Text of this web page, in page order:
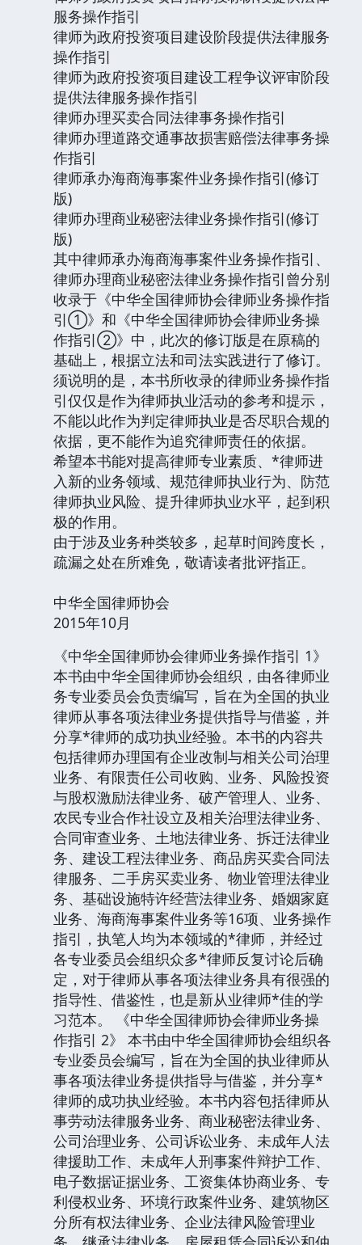
服务操作指引
律师为政府投资项目建设阶段提供法律服务
操作指引
律师为政府投资项目建设工程争议评审阶段
提供法律服务操作指引
律师办理买卖合同法律事务操作指引
律师办理道路交通事故损害赔偿法律事务操
作指引
律师承办海商海事案件业务操作指引(修订
版)
律师办理商业秘密法律业务操作指引(修订
版)
其中律师承办海商海事案件业务操作指引、
律师办理商业秘密法律业务操作指引曾分别
收录于《中华全国律师协会律师业务操作指
引①》和《中华全国律师协会律师业务操
作指引②》中，此次的修订版是在原稿的
基础上，根据立法和司法实践进行了修订。
须说明的是，本书所收录的律师业务操作指
引仅仅是作为律师执业活动的参考和提示，
不能以此作为判定律师执业是否尽职合规的
依据，更不能作为追究律师责任的依据。
希望本书能对提高律师专业素质、*律师进
入新的业务领域、规范律师执业行为、防范
律师执业风险、提升律师执业水平，起到积
极的作用。
由于涉及业务种类较多，起草时间跨度长，
疏漏之处在所难免，敬请读者批评指正。
中华全国律师协会
2015年10月
《中华全国律师协会律师业务操作指引 1》
本书由中华全国律师协会组织，由各律师业
务专业委员会负责编写，旨在为全国的执业
律师从事各项法律业务提供指导与借鉴，并
分享*律师的成功执业经验。本书的内容共
包括律师办理国有企业改制与相关公司治理
业务、有限责任公司收购、业务、风险投资
与股权激励法律业务、破产管理人、业务、
农民专业合作社设立及相关治理法律业务、
合同审查业务、土地法律业务、拆迁法律业
务、建设工程法律业务、商品房买卖合同法
律服务、二手房买卖业务、物业管理法律业
务、基础设施特许经营法律业务、婚姻家庭
业务、海商海事案件业务等16项、业务操作
指引，执笔人均为本领域的*律师，并经过
各专业委员会组织众多*律师反复讨论后确
定，对于律师从事各项法律业务具有很强的
指导性、借鉴性，也是新从业律师*佳的学
习范本。 《中华全国律师协会律师业务操
作指引 2》 本书由中华全国律师协会组织各
专业委员会编写，旨在为全国的执业律师从
事各项法律业务提供指导与借鉴，并分享*
律师的成功执业经验。本书内容包括律师从
事劳动法律服务业务、商业秘密法律业务、
公司治理业务、公司诉讼业务、未成年人法
律援助工作、未成年人刑事案件辩护工作、
电子数据证据业务、工资集体协商业务、专
利侵权业务、环境行政案件业务、建筑物区
分所有权法律业务、企业法律风险管理业